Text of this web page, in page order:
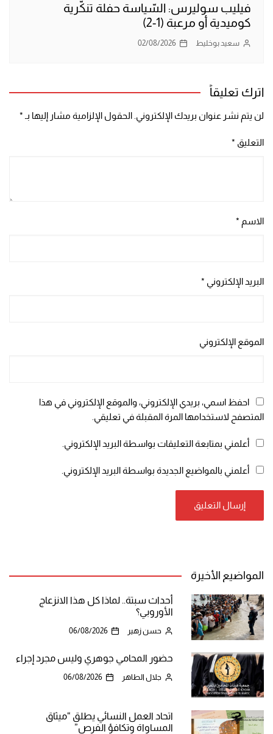
فيليب سوليرس: السّياسة حفلة تنكّرية
كوميدية أو مرعبة (1-2)
سعيد بوخليط 02/08/2026
اترك تعليقاً
لن يتم نشر عنوان بريدك الإلكتروني. الحقول الإلزامية مشار إليها بـ *
التعليق *
الاسم *
البريد الإلكتروني *
الموقع الإلكتروني
احفظ اسمي، بريدي الإلكتروني، والموقع الإلكتروني في هذا
المتصفح لاستخدامها المرة المقبلة في تعليقي.
أعلمني بمتابعة التعليقات بواسطة البريد الإلكتروني.
أعلمني بالمواضيع الجديدة بواسطة البريد الإلكتروني.
المواضيع الأخيرة
أحداث سبتة.. لماذا كل هذا الانزعاج
الأوروبي؟
حسن زهير 06/08/2026
حضور المحامي جوهري وليس مجرد إجراء
جلال الطاهر 06/08/2026
اتحاد العمل النسائي يطلق “ميثاق
المساواة وتكافؤ الفرص”